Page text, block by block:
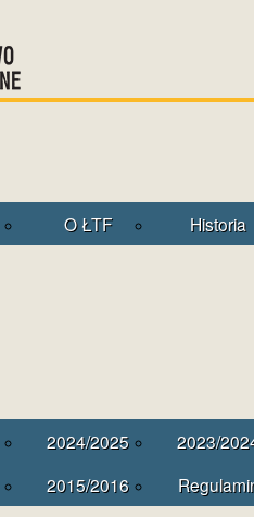
O ŁTF Historia
2024/2025
2023/
2015/2016